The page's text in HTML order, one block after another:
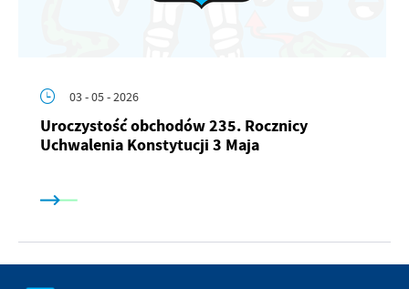
03 - 05 - 2026
Uroczystość obchodów 235. Rocznicy
Uchwalenia Konstytucji 3 Maja